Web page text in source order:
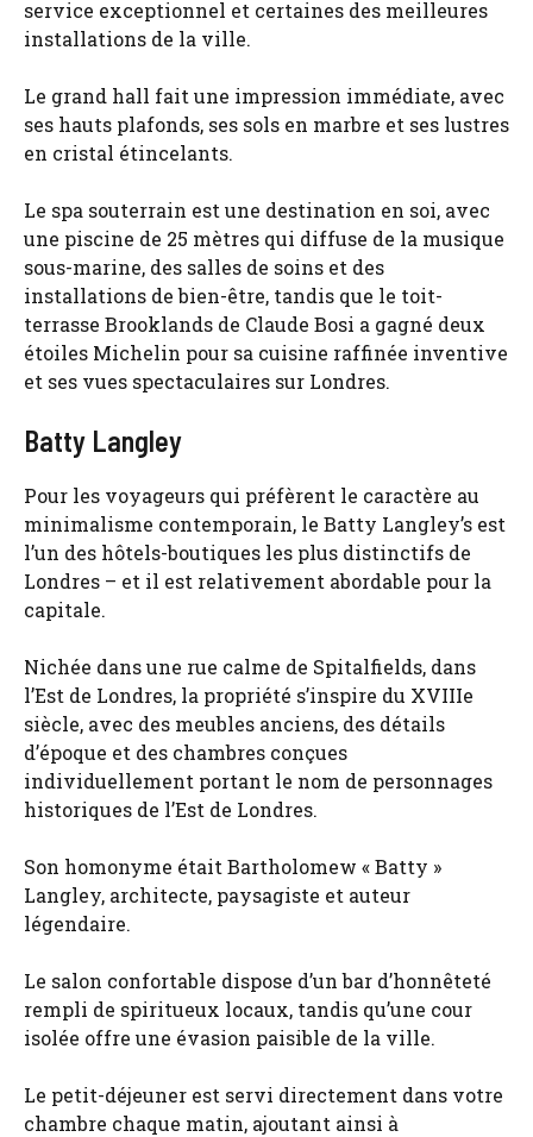
service exceptionnel et certaines des meilleures
installations de la ville.
Le grand hall fait une impression immédiate, avec
ses hauts plafonds, ses sols en marbre et ses lustres
en cristal étincelants.
Le spa souterrain est une destination en soi, avec
une piscine de 25 mètres qui diffuse de la musique
sous-marine, des salles de soins et des
installations de bien-être, tandis que le toit-
terrasse Brooklands de Claude Bosi a gagné deux
étoiles Michelin pour sa cuisine raffinée inventive
et ses vues spectaculaires sur Londres.
Batty Langley
Pour les voyageurs qui préfèrent le caractère au
minimalisme contemporain, le Batty Langley’s est
l’un des hôtels-boutiques les plus distinctifs de
Londres – et il est relativement abordable pour la
capitale.
Nichée dans une rue calme de Spitalfields, dans
l’Est de Londres, la propriété s’inspire du XVIIIe
siècle, avec des meubles anciens, des détails
d’époque et des chambres conçues
individuellement portant le nom de personnages
historiques de l’Est de Londres.
Son homonyme était Bartholomew « Batty »
Langley, architecte, paysagiste et auteur
légendaire.
Le salon confortable dispose d’un bar d’honnêteté
rempli de spiritueux locaux, tandis qu’une cour
isolée offre une évasion paisible de la ville.
Le petit-déjeuner est servi directement dans votre
chambre chaque matin, ajoutant ainsi à